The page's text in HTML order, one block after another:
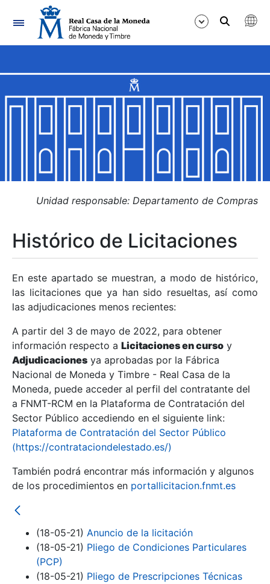
Navegación
Mostrar/Ocultar
Mostrar/Ocultar
Mostrar/Ocultar
Mostrar/Ocultar
Mostrar/Ocultar
Mostrar/Ocultar
Unidad responsable: Departamento de Compras
Histórico de Licitaciones
En este apartado se muestran, a modo de histórico,
las licitaciones que ya han sido resueltas, así como
las adjudicaciones menos recientes:
A partir del 3 de mayo de 2022, para obtener
información respecto a Licitaciones en curso y
Adjudicaciones ya aprobadas por la Fábrica
Nacional de Moneda y Timbre - Real Casa de la
Moneda, puede acceder al perfil del contratante del
a FNMT-RCM en la Plataforma de Contratación del
Sector Público accediendo en el siguiente link:
Plataforma de Contratación del Sector Público
(https://contrataciondelestado.es/)
También podrá encontrar más información y algunos
de los procedimientos en portallicitacion.fnmt.es
(18-05-21) Anuncio de la licitación
(18-05-21) Pliego de Condiciones Particulares
(PCP)
(18-05-21) Pliego de Prescripciones Técnicas